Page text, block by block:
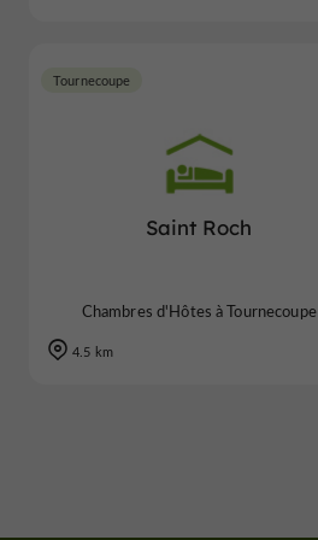
Saint Roch
Tournecoupe
Chambres d'Hôtes à Tournecoupe
4.5 km